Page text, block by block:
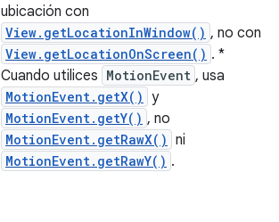
ubicación con
View.getLocationInWindow() , no con
View.getLocationOnScreen() . *
Cuando utilices MotionEvent , usa
MotionEvent.getX() y
MotionEvent.getY() , no
MotionEvent.getRawX() ni
MotionEvent.getRawY() .